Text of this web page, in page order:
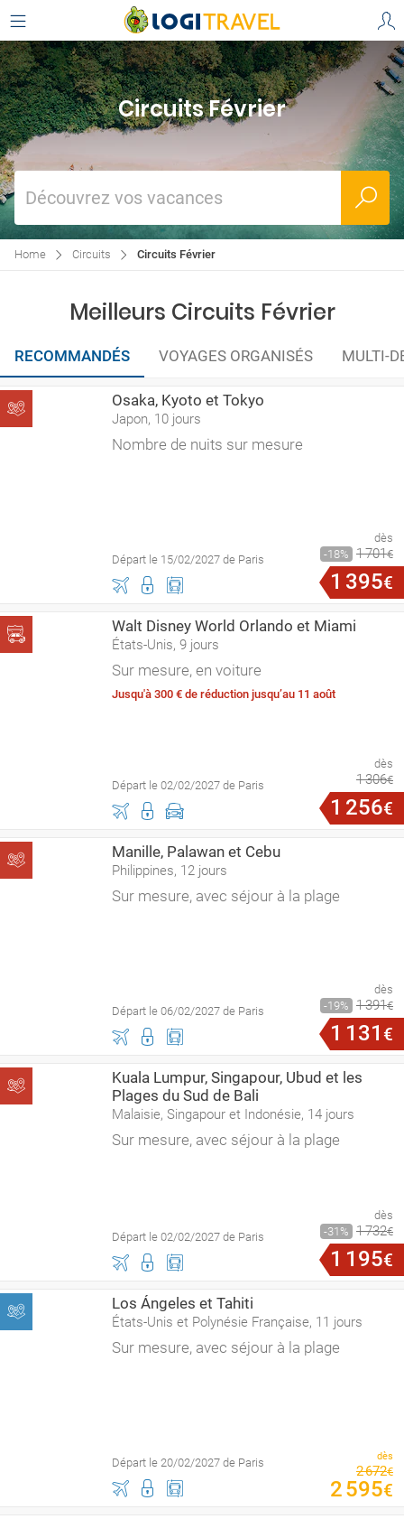
Circuits Février
Découvrez vos vacances
Home Circuits Circuits Février
Meilleurs Circuits Février
RECOMMANDÉS VOYAGES ORGANISÉS MULTI-
Osaka, Kyoto et Tokyo
Japon, 10 jours
Nombre de nuits sur mesure
Départ le 15/02/2027 de Paris
dès
18
1701€
1 395€
Walt Disney World Orlando et Miami
États-Unis, 9 jours
Sur mesure, en voiture
Jusqu'à 300 € de réduction jusqu’au 11 août
Départ le 02/02/2027 de Paris
dès
1306€
1 256€
Manille, Palawan et Cebu
Philippines, 12 jours
Sur mesure, avec séjour à la plage
Départ le 06/02/2027 de Paris
dès
19
1391€
1 131 €
Kuala Lumpur, Singapour, Ubud et les
Plages du Sud de Bali
Malaisie, Singapour et Indonésie, 14 jours
Sur mesure, avec séjour à la plage
Départ le 02/02/2027 de Paris
dès
31
1732€
1 195€
Los Ángeles et Tahiti
États-Unis et Polynésie Française, 11 jours
Sur mesure, avec séjour à la plage
Départ le 20/02/2027 de Paris dès
2672€
2595€